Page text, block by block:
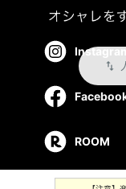
swap_vert
ROOM